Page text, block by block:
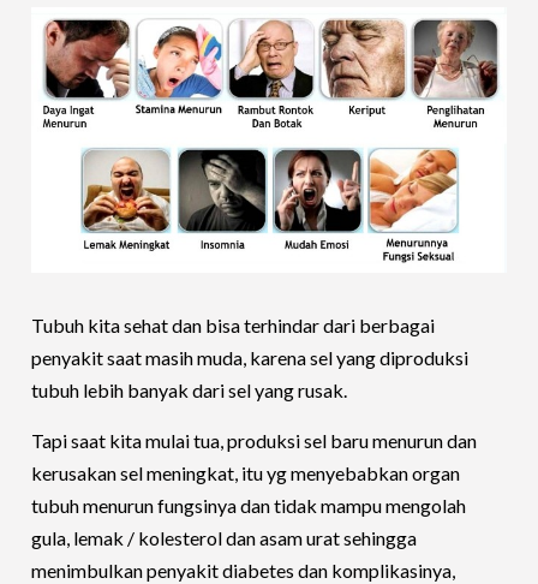
Tubuh kita sehat dan bisa terhindar dari berbagai
penyakit saat masih muda, karena sel yang diproduksi
tubuh lebih banyak dari sel yang rusak.
Tapi saat kita mulai tua, produksi sel baru menurun dan
kerusakan sel meningkat, itu yg menyebabkan organ
tubuh menurun fungsinya dan tidak mampu mengolah
gula, lemak / kolesterol dan asam urat sehingga
menimbulkan penyakit diabetes dan komplikasinya,